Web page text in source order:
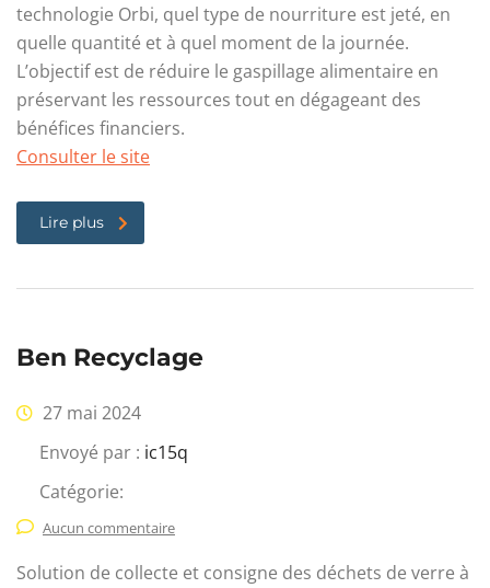
technologie Orbi, quel type de nourriture est jeté, en
quelle quantité et à quel moment de la journée.
L’objectif est de réduire le gaspillage alimentaire en
préservant les ressources tout en dégageant des
bénéfices financiers.
Consulter le site
Lire plus
Ben Recyclage
27 mai 2024
Envoyé par : ic15q
Catégorie:
Aucun commentaire
Solution de collecte et consigne des déchets de verre à